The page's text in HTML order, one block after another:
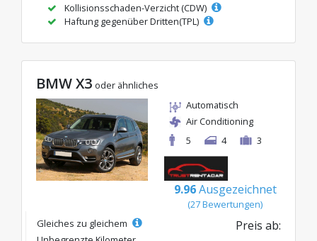
Kollisionsschaden-Verzicht (CDW)
Haftung gegenüber Dritten(TPL)
BMW X3 oder ähnliches
Automatisch
Air Conditioning
5
4 3
9.96 Ausgezeichnet
(27 Bewertungen)
Gleiches zu gleichem
Preis ab: